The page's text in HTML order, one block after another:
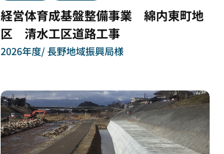
経営体育成基盤整備事業 綿内東町地
区 清水工区道路工事
2026年度 長野地域振興局様